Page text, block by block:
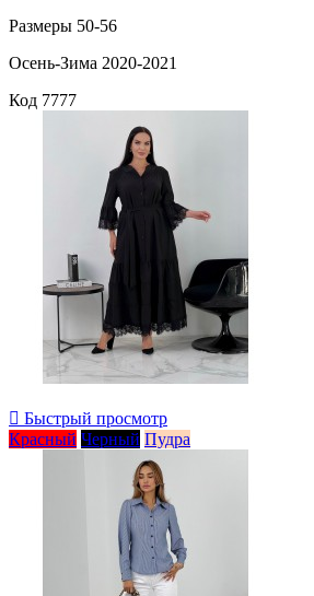
Размеры 50-56
Осень-Зима 2020-2021
Код 7777
 Быстрый просмотр
Красный Черный Пудра